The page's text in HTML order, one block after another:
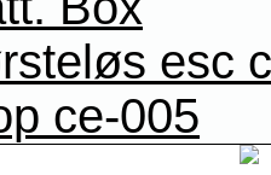
esc
ce-005